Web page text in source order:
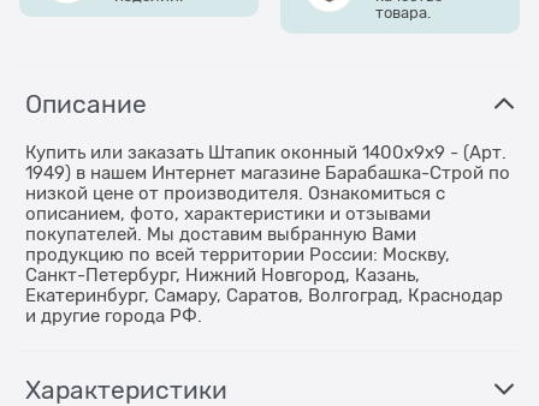
товара.
Описание
Купить или заказать Штапик оконный 1400x9x9 - (Арт.
1949) в нашем Интернет магазине Барабашка-Строй по
низкой цене от производителя. Ознакомиться с
описанием, фото, характеристики и отзывами
покупателей. Мы доставим выбранную Вами
продукцию по всей территории России: Москву,
Санкт-Петербург, Нижний Новгород, Казань,
Екатеринбург, Самару, Саратов, Волгоград, Краснодар
и другие города РФ.
Характеристики